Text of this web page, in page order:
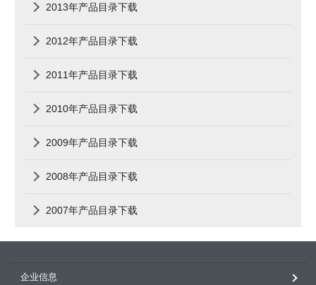
2013年产品目录下载
2012年产品目录下载
2011年产品目录下载
2010年产品目录下载
2009年产品目录下载
2008年产品目录下载
2007年产品目录下载
企业信息